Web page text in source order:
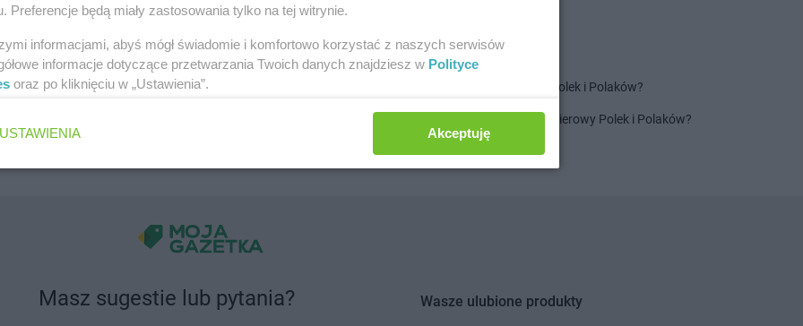
Jakie są ulubione płatki owsiane Polek i Polaków? Jaki jest ulubiony szampon Polek i Polaków?
Jaki jest ulubiony ręcznik papierowy Polek i Polaków?
Masz sugestie lub pytania? Wasze ulubione produkty
Preferencje będą miały zastosowania tylko na tej witrynie.
informacjami, abyś mógł świadomie i komfortowo korzystać z naszych serwisów
informacje dotyczące przetwarzania Twoich danych znajdziesz w Polityce
oraz po kliknięciu w „Ustawienia”.
USTAWIENIA Akceptuję